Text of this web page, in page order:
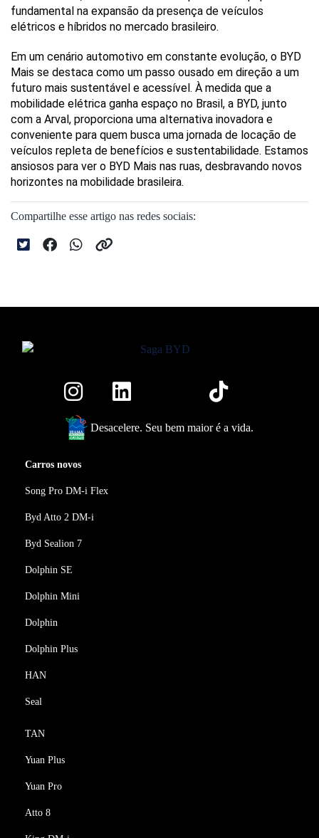
fundamental na expansão da presença de veículos
elétricos e híbridos no mercado brasileiro.
Em um cenário automotivo em constante evolução, o BYD
Mais se destaca como um passo ousado em direção a um
futuro mais sustentável e acessível. À medida que a
mobilidade elétrica ganha espaço no Brasil, a BYD, junto
com a Arval, proporciona uma alternativa inovadora e
conveniente para quem busca uma jornada de locação de
veículos repleta de benefícios e sustentabilidade. Estamos
ansiosos para ver o BYD Mais nas ruas, desbravando novos
horizontes na mobilidade brasileira.
Compartilhe esse artigo nas redes sociais:
Desacelere. Seu bem maior é a vida.
Carros novos
Song Pro DM-i Flex
Byd Atto 2 DM-i
Byd Sealion 7
Dolphin SE
Dolphin Mini
Dolphin
Dolphin Plus
HAN
Seal
TAN
Yuan Plus
Yuan Pro
Atto 8